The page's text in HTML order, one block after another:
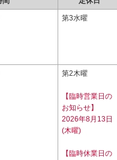
第3水曜
第2木曜
【臨時営業日の
お知らせ】
2026年8月13日
(木曜)
【臨時休業日の